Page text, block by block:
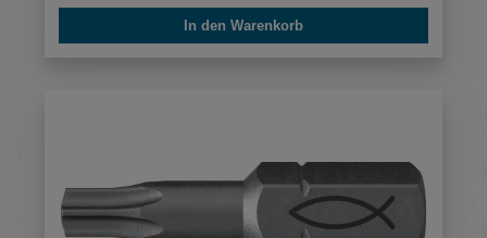
In den Warenkorb